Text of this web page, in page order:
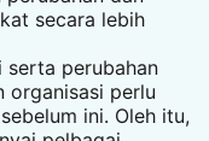
secara lebih
serta perubahan
organisasi perlu
ini. Oleh itu,